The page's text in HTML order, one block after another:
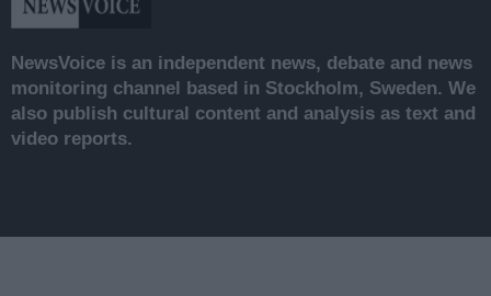
NewsVoice is an independent news, debate and news
monitoring channel based in Stockholm, Sweden. We
also publish cultural content and analysis as text and
video reports.